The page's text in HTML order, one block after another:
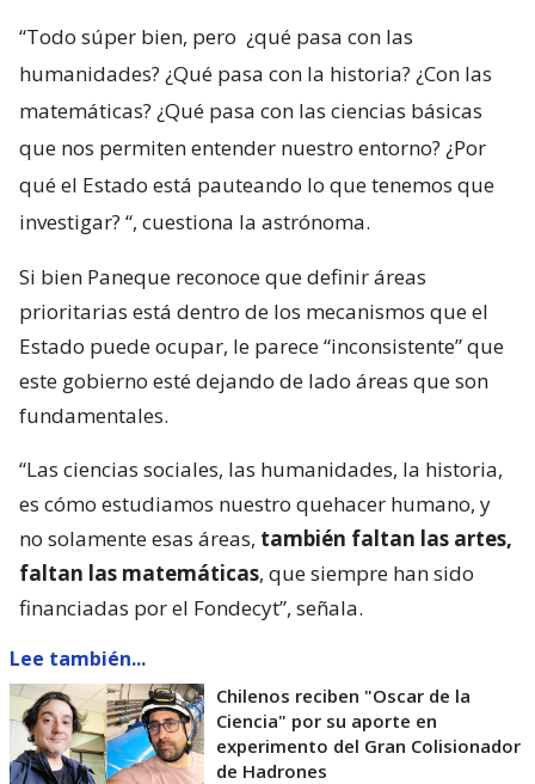
“Todo súper bien, pero ¿qué pasa con las
humanidades? ¿Qué pasa con la historia? ¿Con las
matemáticas? ¿Qué pasa con las ciencias básicas
que nos permiten entender nuestro entorno? ¿Por
qué el Estado está pauteando lo que tenemos que
investigar? “, cuestiona la astrónoma.
Si bien Paneque reconoce que definir áreas
prioritarias está dentro de los mecanismos que el
Estado puede ocupar, le parece “inconsistente” que
este gobierno esté dejando de lado áreas que son
fundamentales.
“Las ciencias sociales, las humanidades, la historia,
es cómo estudiamos nuestro quehacer humano, y
no solamente esas áreas, también faltan las artes,
faltan las matemáticas, que siempre han sido
financiadas por el Fondecyt”, señala.
Lee también...
Chilenos reciben "Oscar de la
Ciencia" por su aporte en
experimento del Gran Colisionador
de Hadrones